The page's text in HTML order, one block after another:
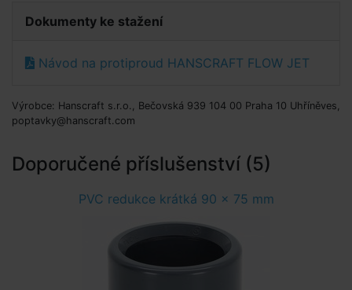
Dokumenty ke stažení
Návod na protiproud HANSCRAFT FLOW JET
Výrobce: Hanscraft s.r.o., Bečovská 939 104 00 Praha 10 Uhříněves,
poptavky@hanscraft.com
Doporučené příslušenství (5)
PVC redukce krátká 90 x 75 mm